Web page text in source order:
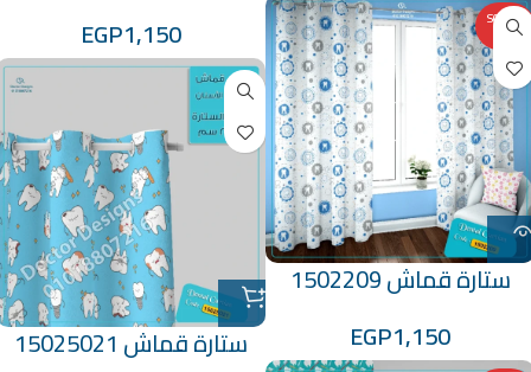
EGP1,150 SOLD O
UT
ستارة قماش 1502209
EGP1,150
ستارة قماش 15025021